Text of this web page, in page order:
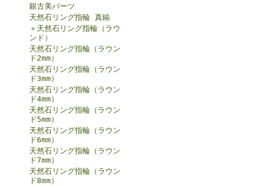
銀古美パーツ
天然石リング指輪 真鍮
＋天然石リング指輪（ラウ
ンド）
天然石リング指輪（ラウン
ド2mm）
天然石リング指輪（ラウン
ド3mm）
天然石リング指輪（ラウン
ド4mm）
天然石リング指輪（ラウン
ド5mm）
天然石リング指輪（ラウン
ド6mm）
天然石リング指輪（ラウン
ド7mm）
天然石リング指輪（ラウン
ド8mm）